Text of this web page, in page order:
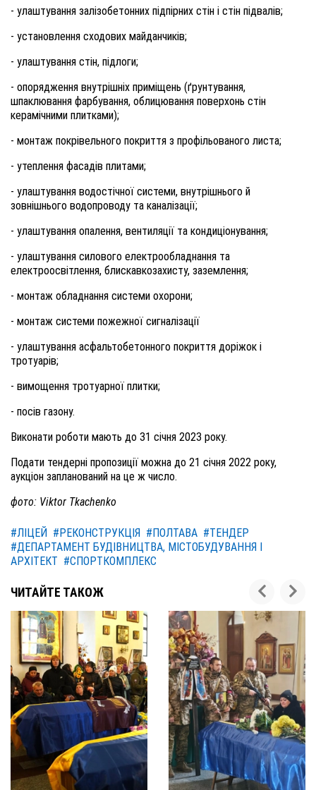
- улаштування залізобетонних підпірних стін і стін підвалів;
- установлення сходових майданчиків;
- улаштування стін, підлоги;
- опорядження внутрiшніх приміщень (ґрунтування,
шпаклювання фарбування, облицювання поверхонь стін
керамічними плитками);
- монтаж покрівельного покриття з профільованого листа;
- утеплення фасадів плитами;
- улаштування водостічної системи, внутрішнього й
зовнішнього водопроводу та каналізації;
- улаштування опалення, вентиляції та кондиціонування;
- улаштування силового електрообладнання та
електроосвітлення, блискавкозахисту, заземлення;
- монтаж обладнання системи охорони;
- монтаж системи пожежної сигналізації
- улаштування асфальтобетонного покриття доріжок і
тротуарів;
- вимощення тротуарної плитки;
- посів газону.
Виконати роботи мають до 31 січня 2023 року.
Подати тендерні пропозиції можна до 21 січня 2022 року,
аукціон запланований на це ж число.
фото: Viktor Tkachenko
#ЛІЦЕЙ #РЕКОНСТРУКЦІЯ #ПОЛТАВА #ТЕНДЕР
#ДЕПАРТАМЕНТ БУДІВНИЦТВА, МІСТОБУДУВАННЯ І
АРХІТЕКТ #СПОРТКОМПЛЕКС
ЧИТАЙТЕ ТАКОЖ